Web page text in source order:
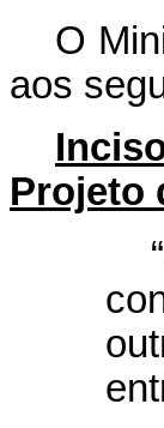
O
aos
Projeto